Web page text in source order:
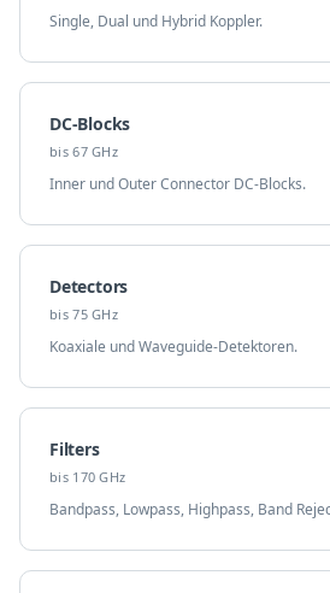
Single, Dual und Hybrid Koppler.
DC-Blocks
bis 67 GHz
Inner und Outer Connector DC-Blocks.
Detectors
bis 75 GHz
Koaxiale und Waveguide-Detektoren.
Filters
bis 170 GHz
Bandpass, Lowpass, Highpass, Band